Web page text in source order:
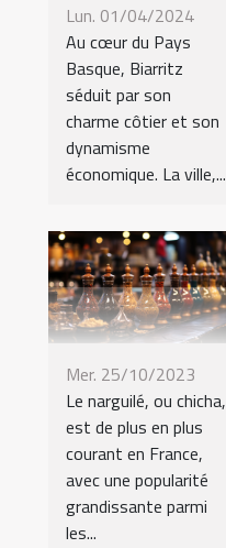
Lun. 01/04/2024
Au cœur du Pays
Basque, Biarritz
séduit par son
charme côtier et son
dynamisme
économique. La ville,...
Mer. 25/10/2023
Le narguilé, ou chicha,
est de plus en plus
courant en France,
avec une popularité
grandissante parmi
les...